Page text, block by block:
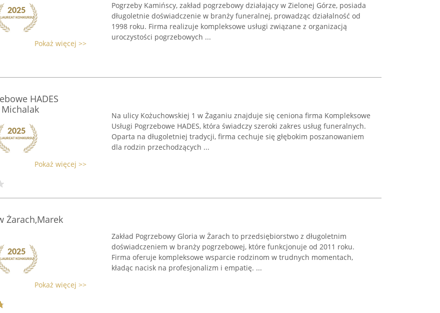
Pokaż więcej >>
Pogrzeby Kamińscy, zakład pogrzebowy działający w Zielonej Górze, posiada
długoletnie doświadczenie w branży funeralnej, prowadząc działalność od
1998 roku. Firma realizuje kompleksowe usługi związane z organizacją
uroczystości pogrzebowych ...
HADES
Pokaż więcej >>
Na ulicy Kożuchowskiej 1 w Żaganiu znajduje się ceniona firma Kompleksowe
Usługi Pogrzebowe HADES, która świadczy szeroki zakres usług funeralnych.
Oparta na długoletniej tradycji, firma cechuje się głębokim poszanowaniem
dla rodzin przechodzących ...
Żarach,Marek
Pokaż więcej >>
Zakład Pogrzebowy Gloria w Żarach to przedsiębiorstwo z długoletnim
doświadczeniem w branży pogrzebowej, które funkcjonuje od 2011 roku.
Firma oferuje kompleksowe wsparcie rodzinom w trudnych momentach,
kładąc nacisk na profesjonalizm i empatię. ...